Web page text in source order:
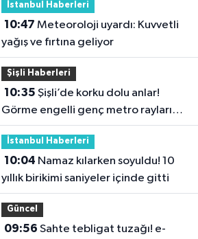
İstanbul Haberleri
10:47
yağış ve fırtına geliyor
Şişli Haberleri
10:35
Görme engelli genç metro raylarına
düştü
İstanbul Haberleri
10:04
yıllık birikimi saniyeler içinde gitti
Güncel
09:56